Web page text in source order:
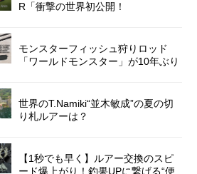
R「衝撃の世界初公開！
モンスターフィッシュ狩りロッド
「ワールドモンスター」が10年ぶり
世界のT.Namiki“並木敏成”の夏の切
り札ルアーは？
【1秒でも早く】ルアー交換のスピ
ード爆上がり！釣果UPに繋げる“便